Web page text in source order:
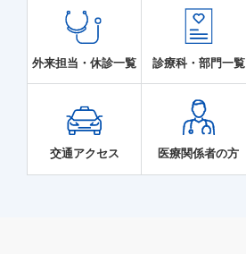
外来担当・休診一覧 診療科・部門一覧
交通アクセス 医療関係者の方